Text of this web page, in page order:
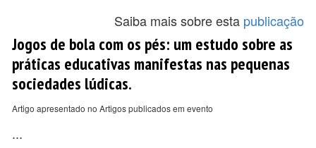
Saiba mais sobre esta publicação
Jogos de bola com os pés: um estudo sobre as
práticas educativas manifestas nas pequenas
sociedades lúdicas.
Artigo apresentado no Artigos publicados em evento
...